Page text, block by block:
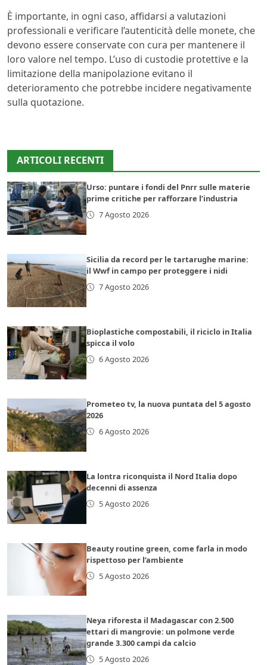
È importante, in ogni caso, affidarsi a valutazioni
professionali e verificare l’autenticità delle monete, che
devono essere conservate con cura per mantenere il
loro valore nel tempo. L’uso di custodie protettive e la
limitazione della manipolazione evitano il
deterioramento che potrebbe incidere negativamente
sulla quotazione.
ARTICOLI RECENTI
Urso: puntare i fondi del Pnrr sulle materie
prime critiche per rafforzare l’industria
7 Agosto 2026
Sicilia da record per le tartarughe marine:
il Wwf in campo per proteggere i nidi
7 Agosto 2026
Bioplastiche compostabili, il riciclo in Italia
spicca il volo
6 Agosto 2026
Prometeo tv, la nuova puntata del 5 agosto
2026
6 Agosto 2026
La lontra riconquista il Nord Italia dopo
decenni di assenza
5 Agosto 2026
Beauty routine green, come farla in modo
rispettoso per l’ambiente
5 Agosto 2026
Neya riforesta il Madagascar con 2.500
ettari di mangrovie: un polmone verde
grande 3.300 campi da calcio
5 Agosto 2026